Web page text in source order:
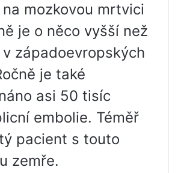
mozkovou mrtvici
je o něco vyšší než
západoevropských
je také
asi 50 tisíc
embolie. Téměř
pacient s touto
zemře.